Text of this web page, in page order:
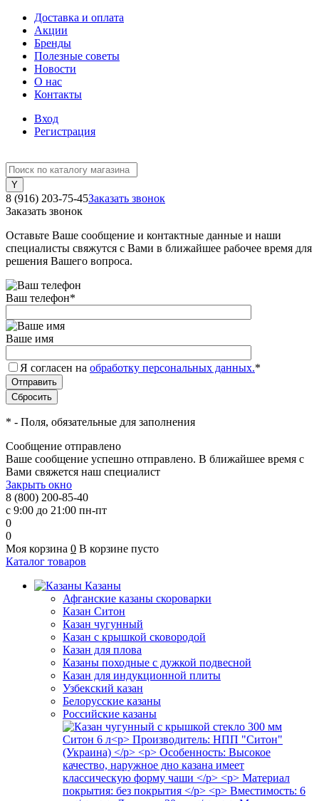
Доставка и оплата
Акции
Бренды
Полезные советы
Новости
О нас
Контакты
Вход
Регистрация
8 (916) 203-75-45Заказать звонок
Заказать звонок
Оставьте Ваше сообщение и контактные данные и наши
специалисты свяжутся с Вами в ближайшее рабочее время для
решения Вашего вопроса.
Ваш телефон*
Ваше имя
Я согласен на обработку персональных данных.*
* - Поля, обязательные для заполнения
Сообщение отправлено
Ваше сообщение успешно отправлено. В ближайшее время с
Вами свяжется наш специалист
Закрыть окно
8 (800) 200-85-40
с 9:00 до 21:00 пн-пт
0
0
Моя корзина 0 В корзине пусто
Каталог товаров
Казаны
Афганские казаны скороварки
Казан Ситон
Казан чугунный
Казан с крышкой сковородой
Казан для плова
Казаны походные с дужкой подвесной
Казан для индукционной плиты
Узбекский казан
Белорусские казаны
Российские казаны